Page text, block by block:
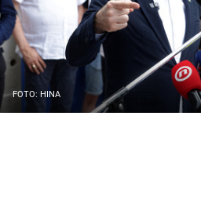
FOTO: HINA